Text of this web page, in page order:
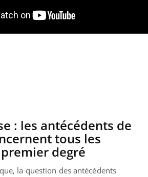
: les antécédents de
tous les
degré
la question des antécédents